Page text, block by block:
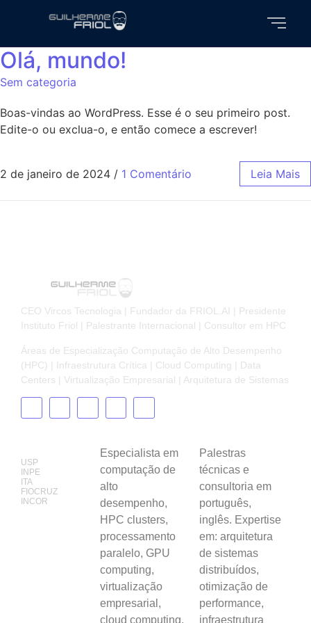
Olá, mundo!
Sem categoria
Boas-vindas ao WordPress. Esse é o seu primeiro post.
Edite-o ou exclua-o, e então comece a escrever!
2 de janeiro de 2024 / 1 Comentário Leia Mais
CEO Vircos Tecnologia | Fundador da FRIOL.AI | Presidente
Instituto Friol | Palestrante Internacional | Consultor em HPC
Áreas de Especialização Computação de Alto Desempenho
(HPC) | Infraestrutura Crítica | Cloud Computing | Data
Centers | Virtualização Empresarial | Arquitetura de Sistemas
USP
INPE
ITA
FIOCRUZ
INCOR
Especialista em
computação de
alto
desempenho,
HPC clusters,
processamento
paralelo, GPU
computing,
virtualização
empresarial,
cloud computing,
Palestras
técnicas e
consultoria em
português,
inglês. Expertise
em: arquitetura
de sistemas
distribuídos,
otimização de
performance,
infraestrutura